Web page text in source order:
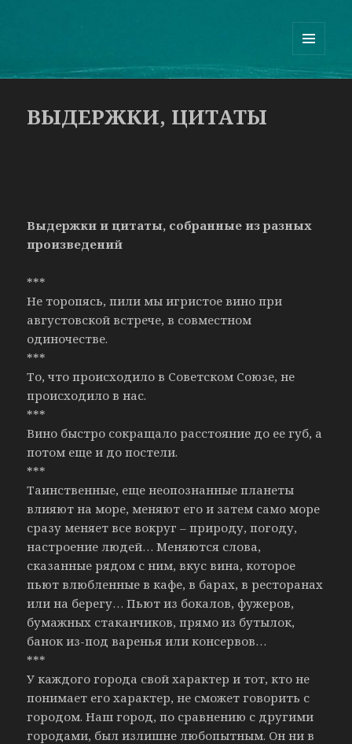
Guram Odisharia official website
И
ВЫДЕРЖКИ, ЦИТАТЫ
Выдержки и цитаты, собранные из разных
произведений
***
Не торопясь, пили мы игристое вино при
августовской встрече, в совместном
одиночестве.
***
То, что происходило в Советском Союзе, не
происходило в нас.
***
Вино быстро сокращало расстояние до ее губ, а
потом еще и до постели.
***
Таинственные, еще неопознанные планеты
влияют на море, меняют его и затем само море
сразу меняет все вокруг – природу, погоду,
настроение людей… Меняются слова,
сказанные рядом с ним, вкус вина, которое
пьют влюбленные в кафе, в барах, в ресторанах
или на берегу… Пьют из бокалов, фужеров,
бумажных стаканчиков, прямо из бутылок,
банок из-под варенья или консервов…
***
У каждого города свой характер и тот, кто не
понимает его характер, не сможет говорить с
городом. Наш город, по сравнению с другими
городами, был излишне любопытным. Он ни в